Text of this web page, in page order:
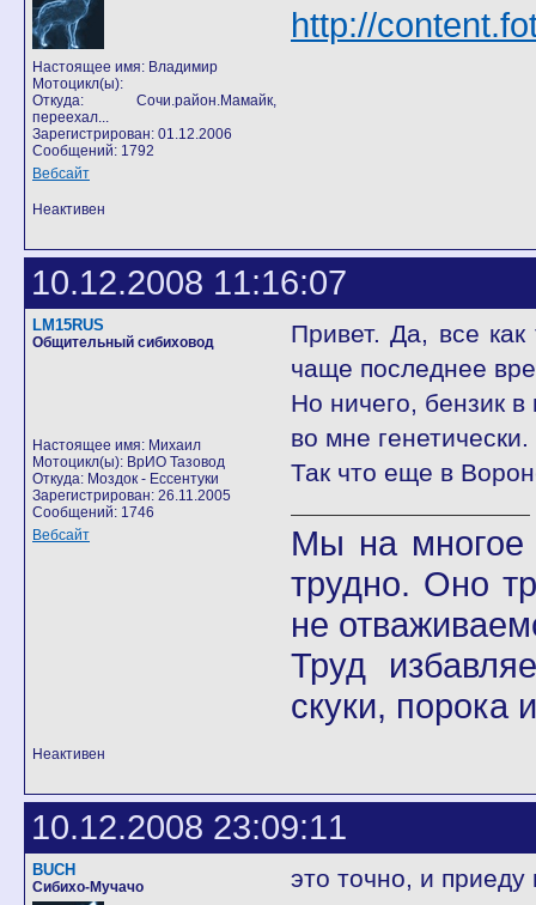
Настоящее имя: Владимир
Мотоцикл(ы):
Откуда: Сочи.район.Мамайк,
переехал...
Зарегистрирован: 01.12.2006
Сообщений: 1792
Вебсайт
http://
Неактивен
10.12.2008 11:16:07
LM15RUS
Общительный сибиховод
Настоящее имя: Михаил
Мотоцикл(ы): ВрИО Тазовод
Откуда: Моздок - Ессентуки
Зарегистрирован: 26.11.2005
Сообщений: 1746
Вебсайт
Привет. Да, все
чаще последнее
Но ничего, бензик
во мне генетически.
Так что еще в
Мы на многое
трудно. Оно
не
Труд
скуки, порока
Неактивен
10.12.2008 23:09:11
BUCH
Сибихо-Мучачо это точно, и